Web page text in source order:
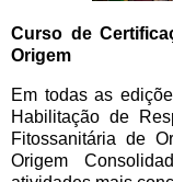
Curso de
Origem
Em todas as
Habilitação de
Fitossanitária de
Origem